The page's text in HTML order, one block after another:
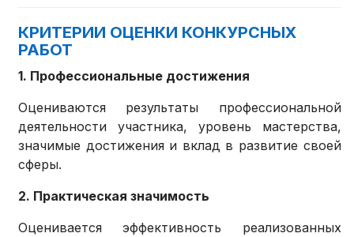
КРИТЕРИИ ОЦЕНКИ КОНКУРСНЫХ
РАБОТ
1. Профессиональные достижения
Оцениваются результаты профессиональной
деятельности участника, уровень мастерства,
значимые достижения и вклад в развитие своей
сферы.
2. Практическая значимость
Оценивается эффективность реализованных